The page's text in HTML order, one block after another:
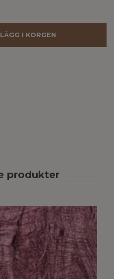
LÄGG I KORGEN